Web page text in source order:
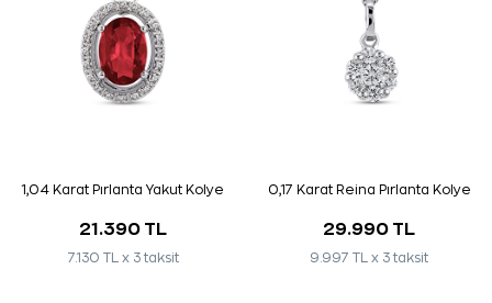
1,04 Karat Pırlanta Yakut Kolye
21.390 TL
7.130 TL x 3 taksit
0,17 Karat Reina Pırlanta Kolye
29.990 TL
9.997 TL x 3 taksit